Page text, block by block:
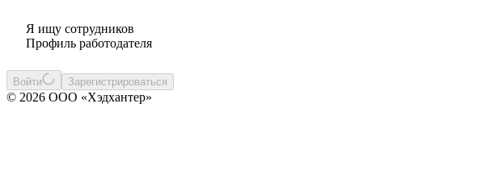
Я ищу сотрудников
Профиль работодателя
Войти Зарегистрироваться
© 2026 ООО «Хэдхантер»